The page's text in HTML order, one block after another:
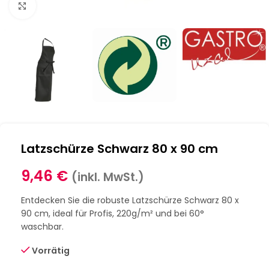
Latzschürze Schwarz 80 x 90 cm
9,46 € (inkl. MwSt.)
Entdecken Sie die robuste Latzschürze Schwarz 80 x
90 cm, ideal für Profis, 220g/m² und bei 60°
waschbar.
Vorrätig